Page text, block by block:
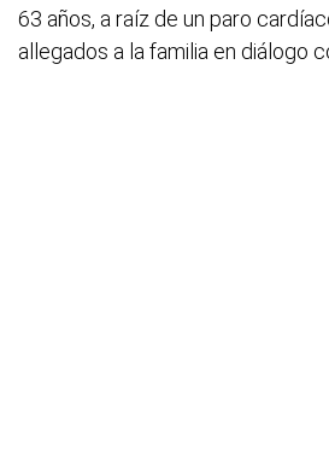
63 años, a raíz de un paro
allegados a la familia en diálogo